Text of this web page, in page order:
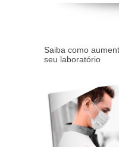
Saiba como
seu laboratório